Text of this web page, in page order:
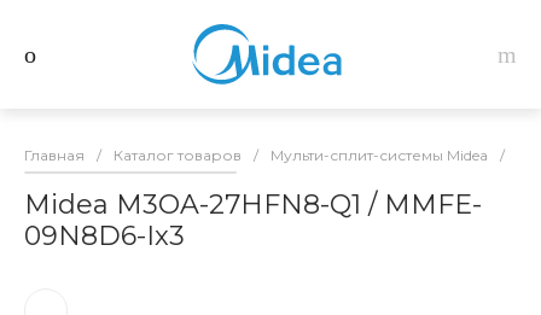
Главная / Каталог товаров / Мульти-сплит-системы Midea /
Midea M3OA-27HFN8-Q1 / MMFE-
09N8D6-Ix3